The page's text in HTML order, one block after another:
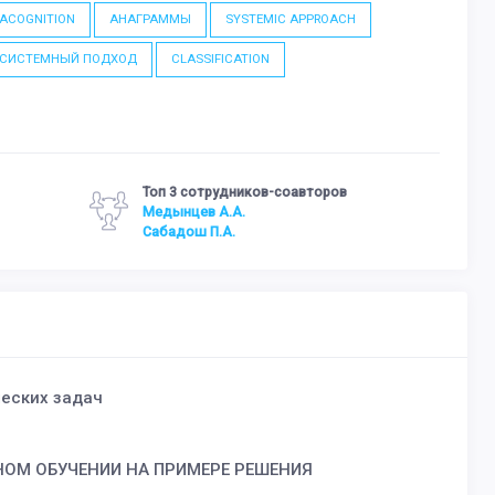
АНАГРАММЫ SYSTEMIC APPROACH
СИСТЕМНЫЙ ПОДХОД CLASSIFICATION
Топ 3 сотрудников-соавторов
Медынцев А.А.
Сабадош П.А.
задач
ОБУЧЕНИИ НА ПРИМЕРЕ РЕШЕНИЯ